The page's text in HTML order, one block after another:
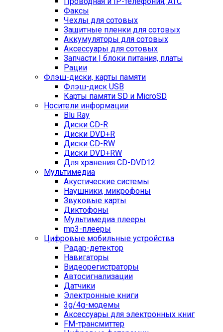
Факсы
Чехлы для сотовых
Защитные пленки для сотовых
Аккумуляторы для сотовых
Аксессуары для сотовых
Запчасти | блоки питания, платы
Рации
Флэш-диски, карты памяти
Флэш-диск USB
Карты памяти SD и MicroSD
Носители информации
Blu Ray
Диски CD-R
Диски DVD+R
Диски CD-RW
Диски DVD+RW
Для хранения CD-DVD12
Мультимедиа
Акустические системы
Наушники, микрофоны
Звуковые карты
Диктофоны
Мультимедиа плееры
mp3-плееры
Цифровые мобильные устройства
Радар-детектор
Навигаторы
Видеорегистраторы
Автосигнализации
Датчики
Электронные книги
3g/4g-модемы
Аксессуары для электронных книг
FM-трансмиттер